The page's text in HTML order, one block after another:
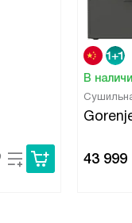
В
43 999